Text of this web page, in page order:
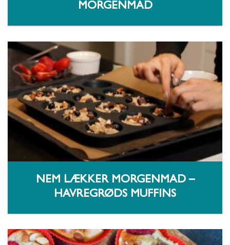
MORGENMAD
NEM LÆKKER MORGENMAD –
HAVREGRØDS MUFFINS